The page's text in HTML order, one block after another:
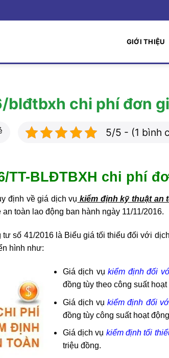
GIỚI THIỆU
chi phí đơn
5/5 - (1 bình
TT-BLĐTBXH chi phí
định về giá dịch vụ kiểm định kỹ thuật an
toàn lao động ban hành ngày 11/11/2016.
số 41/2016 là Biểu giá tối thiểu đối với
hình như:
Giá dịch vụkiểm định đối
đồng tùy theo công suất
Giá dịch vụkiểm định đối
đồng tùy công suất hoạt
Giá dịch vụ kiểm định tối
triệu đồng.